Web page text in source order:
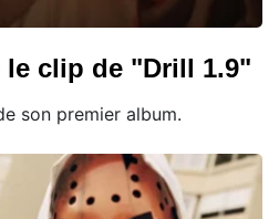
le clip de "Drill 1.9"
son premier album.